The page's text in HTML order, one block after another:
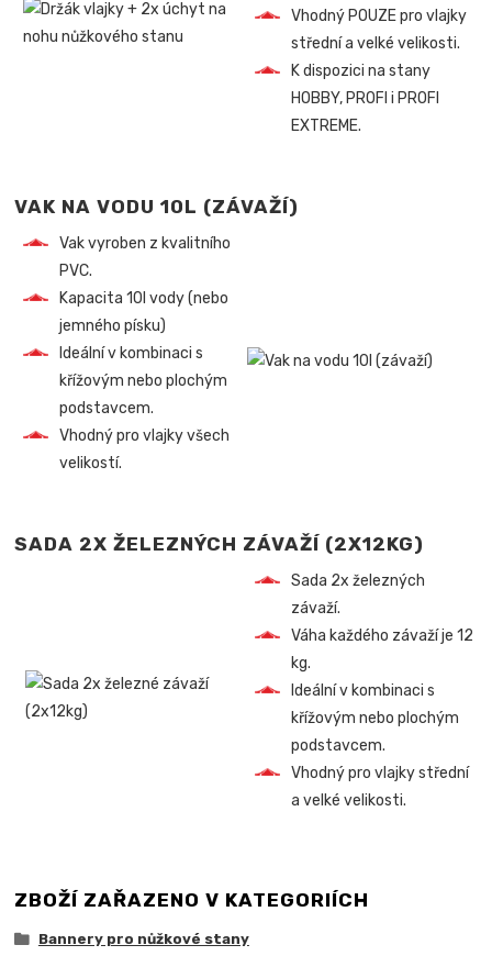
Vhodný POUZE pro vlajky
střední a velké velikosti.
K dispozici na stany
HOBBY, PROFI i PROFI
EXTREME.
VAK NA VODU 10L (ZÁVAŽÍ)
Vak vyroben z kvalitního
PVC.
Kapacita 10l vody (nebo
jemného písku)
Ideální v kombinaci s
křížovým nebo plochým
podstavcem.
Vhodný pro vlajky všech
velikostí.
SADA 2X ŽELEZNÝCH ZÁVAŽÍ (2X12KG)
Sada 2x železných
závaží.
Váha každého závaží je 12
kg.
Ideální v kombinaci s
křížovým nebo plochým
podstavcem.
Vhodný pro vlajky střední
a velké velikosti.
ZBOŽÍ ZAŘAZENO V KATEGORIÍCH
Bannery pro nůžkové stany